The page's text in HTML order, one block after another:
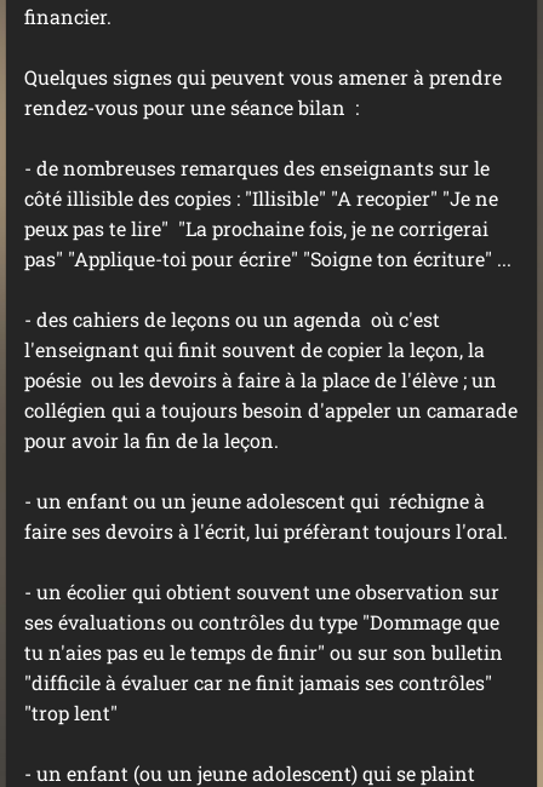
financier.
Quelques signes qui peuvent vous amener à prendre
rendez-vous pour une séance bilan :
- de nombreuses remarques des enseignants sur le
côté illisible des copies : "Illisible" "A recopier" "Je ne
peux pas te lire" "La prochaine fois, je ne corrigerai
pas" "Applique-toi pour écrire" "Soigne ton écriture" ...
- des cahiers de leçons ou un agenda où c'est
l'enseignant qui finit souvent de copier la leçon, la
poésie ou les devoirs à faire à la place de l'élève ; un
collégien qui a toujours besoin d'appeler un camarade
pour avoir la fin de la leçon.
- un enfant ou un jeune adolescent qui réchigne à
faire ses devoirs à l'écrit, lui préfèrant toujours l'oral.
- un écolier qui obtient souvent une observation sur
ses évaluations ou contrôles du type "Dommage que
tu n'aies pas eu le temps de finir" ou sur son bulletin
"difficile à évaluer car ne finit jamais ses contrôles"
"trop lent"
- un enfant (ou un jeune adolescent) qui se plaint